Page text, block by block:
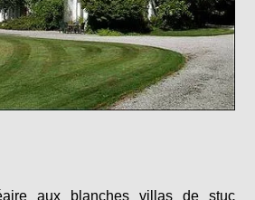
aux blanches villas de stuc